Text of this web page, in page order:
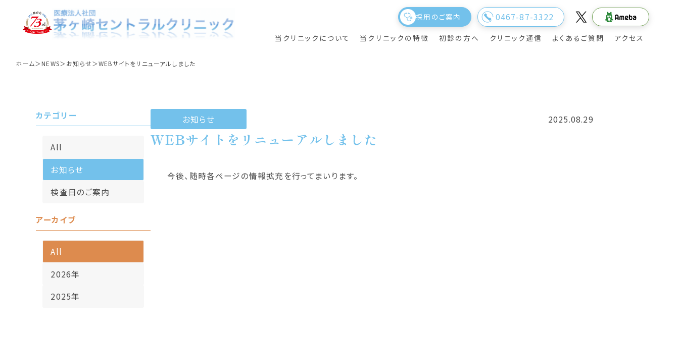
採用のご案内 0467-87-3322
当クリニックについて
クリニック理念
院内施設の紹介・フロアガイド
当クリニックの特徴
血液浄化療法
透析サポート
初診の方へ クリニック通信
標準手順作業書
よくあるご質問 アクセス
NEWS
ホーム NEWS お知らせ WEBサイトをリニューアルしました
カテゴリー
All
お知らせ
検査日のご案内
アーカイブ
All
2026年
2025年
お知らせ 2025.08.29
WEBサイトをリニューアルしました
今後、随時各ページの情報拡充を行ってまいります。